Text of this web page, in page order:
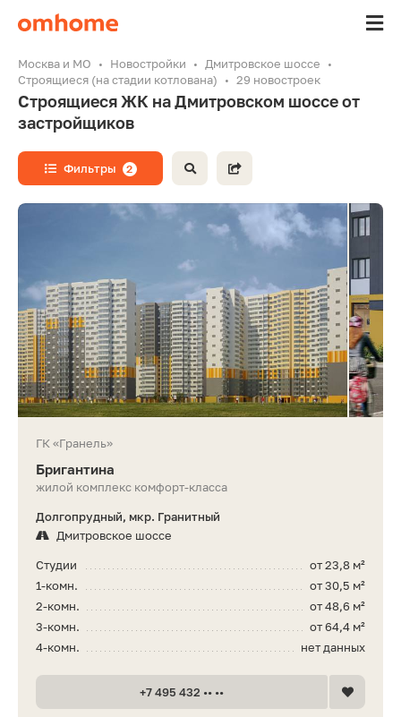
Москва и МО Новостройки
Дмитровское шоссе
Строящиеся (на стадии котлована)
29 новостроек
Строящиеся ЖК на Дмитровском шоссе от
застройщиков
Фильтры 2
ГК «Гранель»
Бригантина
жилой комплекс комфорт-класса
Долгопрудный, мкр. Гранитный
Дмитровское шоссе
от 23,8 м²
Студии
от 30,5 м²
1-комн.
от 48,6 м²
2-комн.
от 64,4 м²
3-комн.
нет данных
4-комн.
+7 495 432 •• ••